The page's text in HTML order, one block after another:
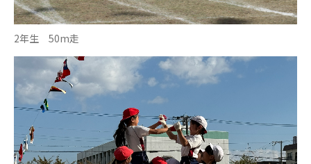
2年生 50m走